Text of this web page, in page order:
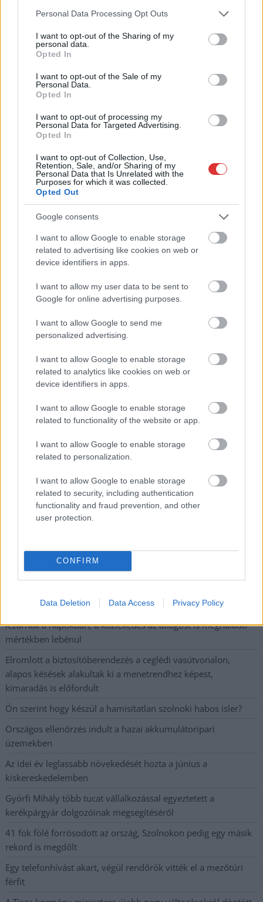
Please note that this website/app uses one or more Google
not limited to your visit or usage behaviour. You may click to
grant or deny consent to Google and its third-party tags to
use your data for below specified purposes in below Google
consent section.
Personal Data Processing Opt Outs
I want to opt-out of the Sharing of my
personal data.
Opted In
I want to opt-out of the Sale of my
Personal Data.
Opted In
I want to opt-out of processing my
Personal Data for Targeted Advertising.
Opted In
I want to opt-out of Collection, Use,
Retention, Sale, and/or Sharing of my
Personal Data that Is Unrelated with the
Purposes for which it was collected.
Opted Out
Google consents
I want to allow Google to enable storage
related to advertising like cookies on web or
device identifiers in apps.
I want to allow my user data to be sent to
Google for online advertising purposes.
I want to allow Google to send me
personalized advertising.
I want to allow Google to enable storage
related to analytics like cookies on web or
device identifiers in apps.
I want to allow Google to enable storage
related to functionality of the website or app.
I want to allow Google to enable storage
related to personalization.
I want to allow Google to enable storage
related to security, including authentication
functionality and fraud prevention, and other
user protection.
CONFIRM
Data Deletion Data Access Privacy Policy
Hírlevél feliratkozás
Adja meg keresztnevét:
meg e-mail címét:
Megismertem és elfogadom a
Nem szeretne lemaradni semmiről? Csak egy kattintás, és hírlevelünk a
legfrissebb információkkal és exkluzív tartalmakkal hétről hétre
postaládájába érkezik!
A SZOL24 legfrissebb 24 cikke
A Tisza Párt Dr. Baka Andrást jelöli köztársasági elnöknek
Óriási, több mint két méteres harcsát fogott a Tiszán a 13 éves
fiú (VIDEÓVAL)
Hétfőn kezdik, csütörtökön végeznek – lezárás miatt
fennakadásokra és pótlóbuszos közlekedésre számítsunk az
egyik Jász-Nagykun-Szolnok megyei vasútvonalon
Magyarország jobban látszik közelről – heti médiaszemle a
független helyi sajtóból
ez csak az egyik botrány
Szolnokon egy kulcsfontosságú körforgalmat részlegesen
lezárnak a napokban, a közlekedés az átlagost is meghaladó
mértékben lebénul
Elromlott a biztosítóberendezés a ceglédi vasútvonalon,
alapos késések alakultak ki a menetrendhez képest,
kimaradás is előfordult
Ön szerint hogy készül a hamisítatlan szolnoki habos isler?
Országos ellenőrzés indult a hazai akkumulátoripari
üzemekben
Az idei év leglassabb növekedését hozta a június a
kiskereskedelemben
Györfi Mihály több tucat vállalkozással egyeztetett a
kerékpárgyár dolgozóinak megsegítéséről
41 fok fölé forrósodott az ország, Szolnokon pedig egy másik
rekord is megdőlt
Egy telefonhívást akart, végül rendőrök vitték el a mezőtúri
férfit